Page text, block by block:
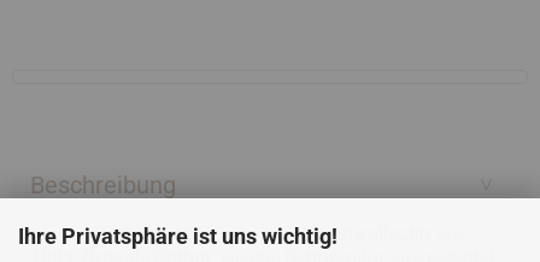
Ihre Privatsphäre ist uns wichtig!
Beschreibung
Kinder-Bettwäsche / Garnitur-Baumwollsatin